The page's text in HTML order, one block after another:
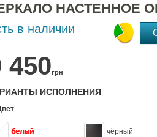
НАСТЕННОЕ
в наличии
450грн
ИСПОЛНЕНИЯ
белый чёрный